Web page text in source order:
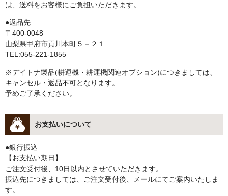
は、送料をお客様にご負担いただきます。
●返品先
〒400-0048
山梨県甲府市貢川本町５－２１
TEL:055-221-1855
※デイトナ製品(耕運機・耕運機関連オプション)につきましては、
キャンセル・返品不可となります。
予めご了承ください。
お支払いについて
●銀行振込
【お支払い期日】
ご注文受付後、10日以内とさせていただきます。
振込先につきましては、ご注文受付後、メールにてご案内いたしま
す。